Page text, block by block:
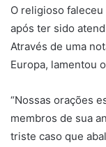
O religioso
após ter sido
Através de uma
Europa, lamentou
“Nossas orações
membros de sua
triste caso que